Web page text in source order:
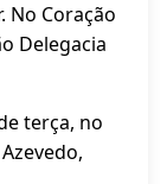
No Coração
Delegacia
terça, no